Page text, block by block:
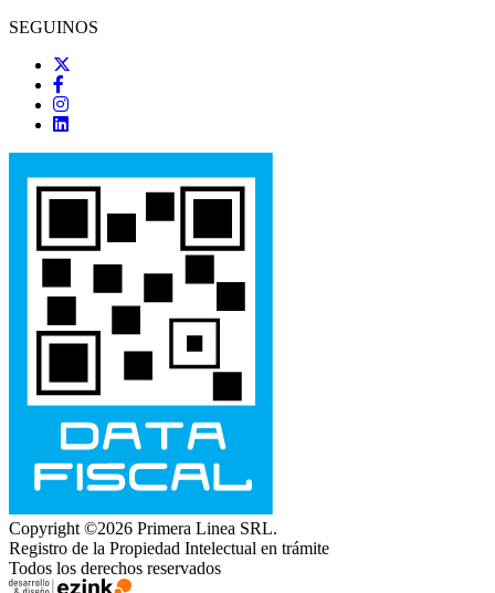
SEGUINOS
Copyright ©2026 Primera Linea SRL.
Registro de la Propiedad Intelectual en trámite
Todos los derechos reservados